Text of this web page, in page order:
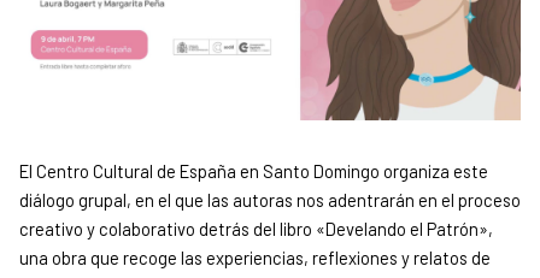
El Centro Cultural de España en Santo Domingo organiza este
diálogo grupal, en el que las autoras nos adentrarán en el proceso
creativo y colaborativo detrás del libro «Develando el Patrón»,
una obra que recoge las experiencias, reflexiones y relatos de